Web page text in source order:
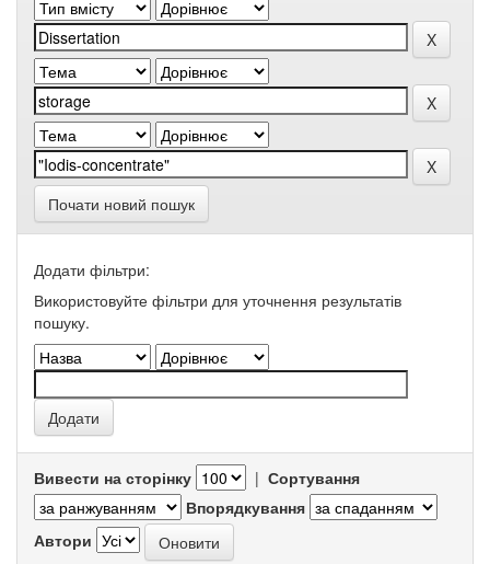
Почати новий пошук
Додати фільтри:
Використовуйте фільтри для уточнення результатів
пошуку.
Вивести на сторінку | Сортування
Впорядкування
Автори